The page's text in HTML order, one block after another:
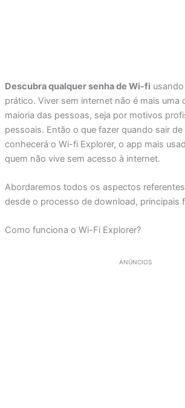
Descubra qualquer senha de Wi-fi
prático. Viver sem internet não é mais uma
maioria das pessoas, seja por motivos
pessoais. Então o que fazer quando sair de
conhecerá o Wi-fi Explorer, o app mais
quem não vive sem acesso à internet.
Abordaremos todos os aspectos
desde o processo de download, principais
Como funciona o Wi-Fi Explorer?
ANÚNCIOS